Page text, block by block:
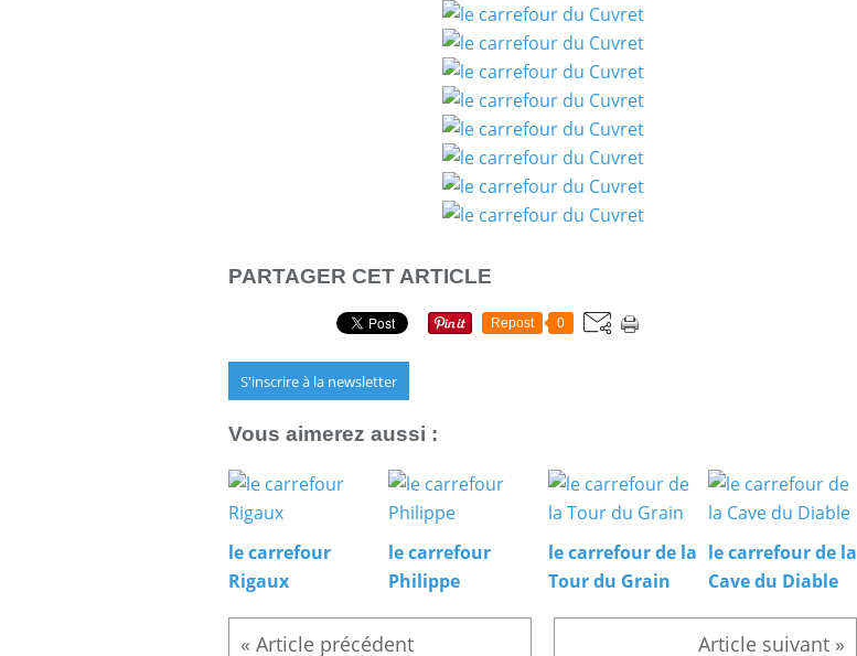
PARTAGER CET ARTICLE
Repost 0
S'inscrire à la newsletter
Vous aimerez aussi :
le carrefour
Rigaux
le carrefour
Philippe
le carrefour de la
Tour du Grain
le carrefour de la
Cave du Diable